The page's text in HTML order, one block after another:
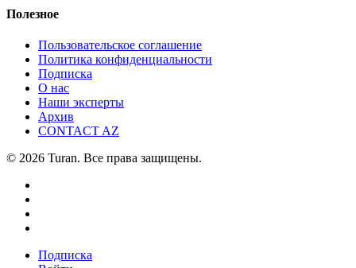
Полезное
Пользовательское соглашение
Политика конфиденциальности
Подписка
О нас
Наши эксперты
Архив
CONTACT AZ
© 2026 Turan. Все права защищены.
Подписка